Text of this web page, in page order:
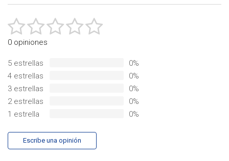
0 opiniones
5 estrellas
0%
4 estrellas
0%
3 estrellas
0%
2 estrellas
0%
1 estrella
0%
Escribe una opinión